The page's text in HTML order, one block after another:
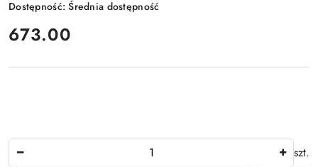
Dostępność:Średnia dostępność
cena:
673.00
szt.